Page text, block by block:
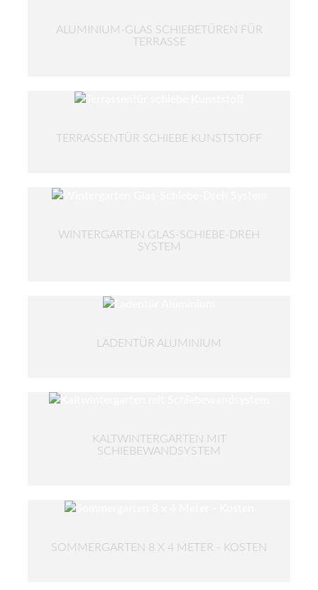
ALUMINIUM-GLAS SCHIEBETÜREN FÜR
TERRASSE
TERRASSENTÜR SCHIEBE KUNSTSTOFF
WINTERGARTEN GLAS-SCHIEBE-DREH
SYSTEM
LADENTÜR ALUMINIUM
KALTWINTERGARTEN MIT
SCHIEBEWANDSYSTEM
SOMMERGARTEN 8 X 4 METER - KOSTEN